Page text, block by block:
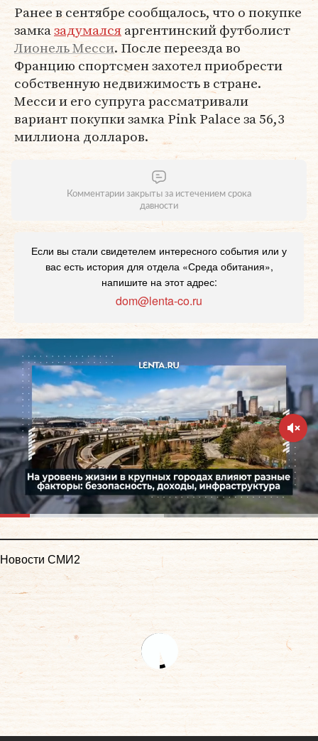
Ранее в сентябре сообщалось, что о покупке
замказадумалсяаргентинский футболист
Лионель Месси. После переезда во
Францию спортсмен захотел приобрести
собственную недвижимость в стране.
Месси и его супруга рассматривали
вариант покупки замка Pink Palace за 56,3
миллиона долларов.
Комментарии закрыты за истечением срока
давности
Если вы стали свидетелем интересного события или у
вас есть история для отдела «Среда обитания»,
напишите на этот адрес:
dom@lenta-co.ru
Новости СМИ2